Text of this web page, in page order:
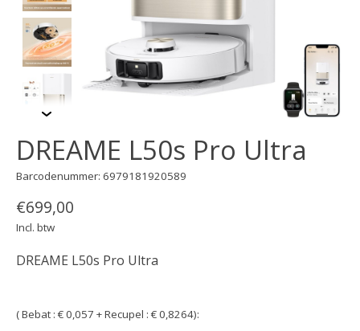
DREAME L50s Pro Ultra
Barcodenummer: 6979181920589
€699,00
Incl. btw
DREAME L50s Pro Ultra
( Bebat : € 0,057 + Recupel : € 0,8264):